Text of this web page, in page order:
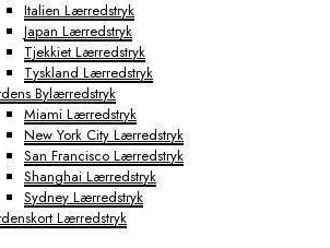
Italien Lærredstryk
Japan Lærredstryk
Tjekkiet Lærredstryk
Tyskland Lærredstryk
Bylærredstryk
Miami Lærredstryk
New York City Lærredstryk
San Francisco Lærredstryk
Shanghai Lærredstryk
Sydney Lærredstryk
Lærredstryk